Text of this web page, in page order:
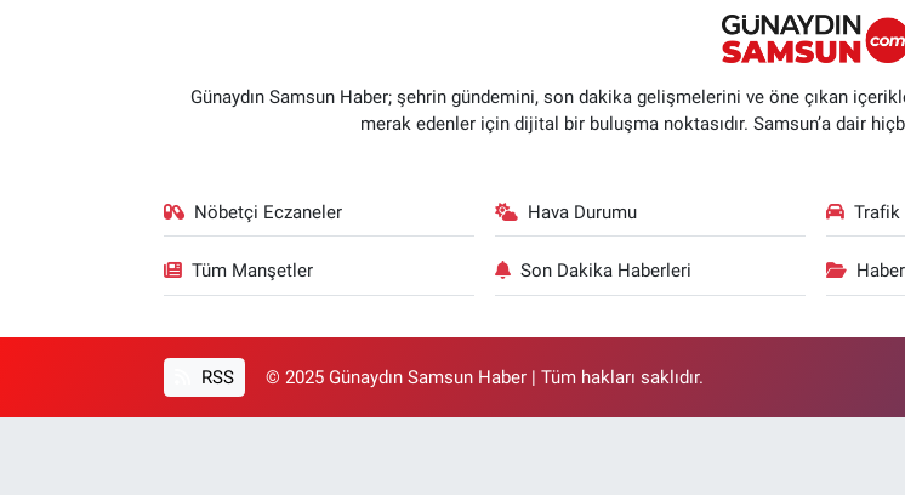
Günaydın Samsun Haber; şehrin gündemini, son dakika gelişmelerini ve öne çıkan
merak edenler için dijital bir buluşma noktasıdır. Samsun’a dair
Nöbetçi Eczaneler Hava Durumu Trafik
Tüm Manşetler Son Dakika Haberleri
RSS © 2025 Günaydın Samsun Haber | Tüm hakları saklıdır.